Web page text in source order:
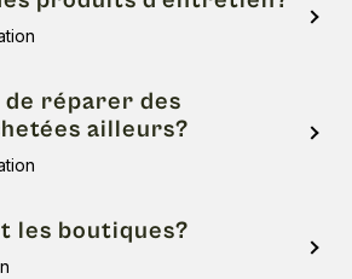
réparer des
ailleurs?
les boutiques?